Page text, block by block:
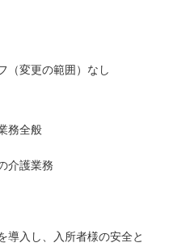
（変更の範囲）なし
務全般
介護業務
導入し、入所者様の安全と